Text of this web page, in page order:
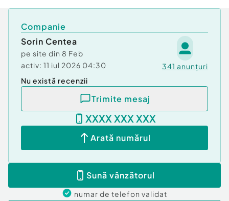
Companie
Sorin Centea
pe site din 8 Feb
activ: 11 iul 2026 04:30 341 anunțuri
Nu există recenzii
Trimite mesaj
XXXX XXX XXX
Arată numărul
Sună vânzătorul
numar de telefon validat